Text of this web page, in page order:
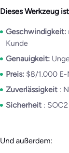
Dieses Werkzeug
Geschwindigkeit:
Kunde
Genauigkeit:
Preis: $8/1.000 E-
Zuverlässigkeit :
Sicherheit :
Und außerdem: